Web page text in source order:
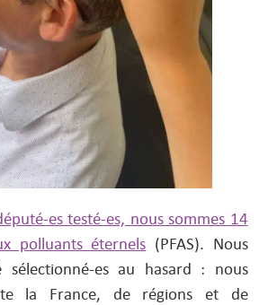
es testé-es, nous sommes 14
polluants éternels (PFAS). Nous
sélectionné-es au hasard : nous
la France, de régions et de